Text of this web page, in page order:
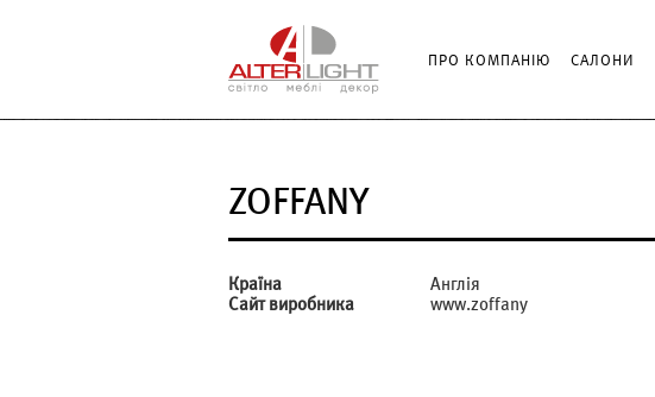
ПРО КОМПАНІЮ САЛОНИ
ZOFFANY
Країна
Англія
Сайт виробника
www.zoffany